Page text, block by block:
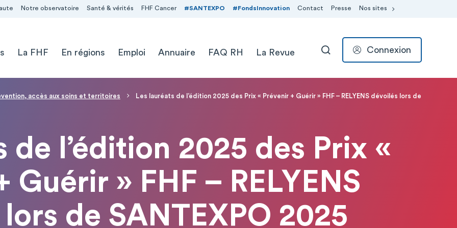
Notre observatoire Santé & vérités FHF Cancer #SANTEXPO #FondsInnovation Contact Presse Nos sites
La FHF En régions Emploi Annuaire FAQ RH La Revue RECHERCHER
Connexion
accès aux soins et territoires
Les lauréats de l’édition 2025 des Prix « Prévenir + Guérir » FHF – RELYENS dévoilés lors de
de l’édition 2025 des Prix «
Guérir » FHF – RELYENS
de SANTEXPO 2025